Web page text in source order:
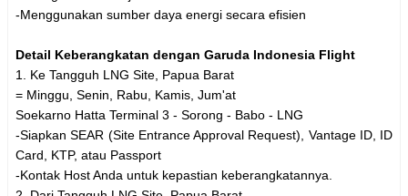
-Menggunakan sumber daya energi secara efisien
Detail Keberangkatan dengan Garuda Indonesia Flight
1. Ke Tangguh LNG Site, Papua Barat
= Minggu, Senin, Rabu, Kamis, Jum'at
Soekarno Hatta Terminal 3 - Sorong - Babo - LNG
-Siapkan SEAR (Site Entrance Approval Request), Vantage ID, ID
Card, KTP, atau Passport
-Kontak Host Anda untuk kepastian keberangkatannya.